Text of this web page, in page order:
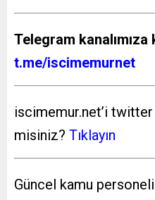
Telegram kanalımıza
t.me/iscimemurnet
iscimemur.net’i
misiniz? Tıklayın
Güncel kamu